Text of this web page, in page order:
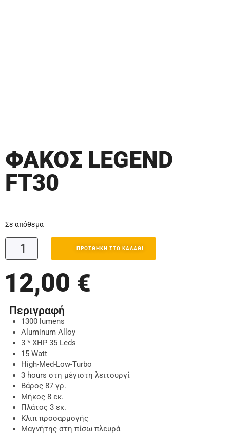
ΦΑΚΟΣ LEGEND
FT30
Σε απόθεμα
ΠΡΟΣΘΉΚΗ ΣΤΟ ΚΑΛΆΘΙ
12,00 €
Περιγραφή
1300 lumens
Aluminum Alloy
3 * XHP 35 Leds
15 Watt
High-Med-Low-Turbo
3 hours στη μέγιστη λειτουργί
Βάρος 87 γρ.
Μήκος 8 εκ.
Πλάτος 3 εκ.
Κλιπ προσαρμογής
Μαγνήτης στη πίσω πλευρά